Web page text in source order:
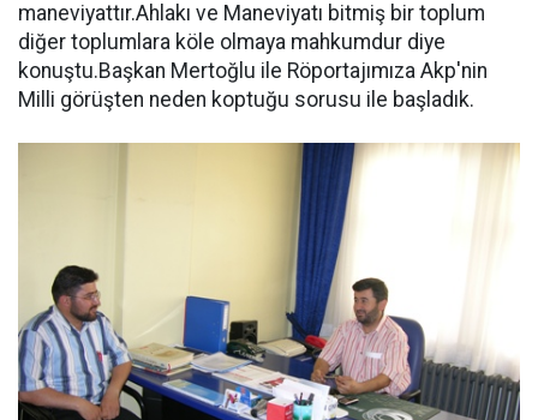
maneviyattır.Ahlakı ve Maneviyatı bitmiş bir toplum
diğer toplumlara köle olmaya mahkumdur diye
konuştu.Başkan Mertoğlu ile Röportajımıza Akp'nin
Milli görüşten neden koptuğu sorusu ile başladık.